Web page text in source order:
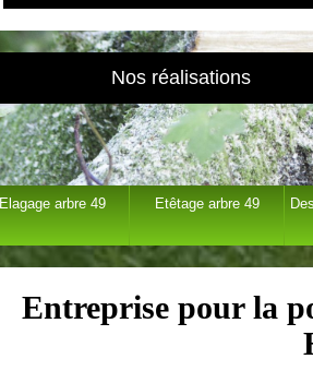
Nos réalisations
Elagage arbre 49 Etêtage arbre 49
Entreprise pour la